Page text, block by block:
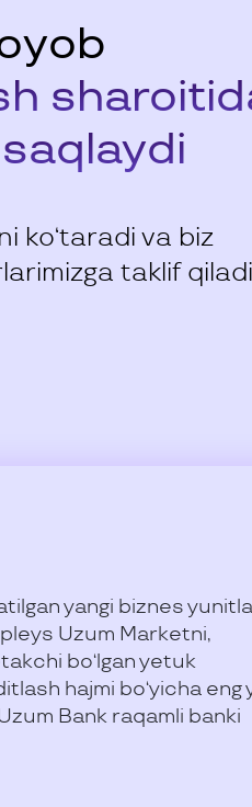
ko‘taradi va biz
taklif
yangi biznes
Uzum Marketni,
bo‘lgan yetuk
hajmi bo‘yicha eng
Bank raqamli banki